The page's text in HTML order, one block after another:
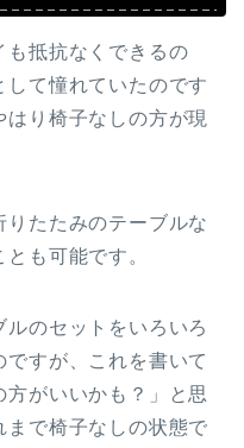
も抵抗なくできるの
て憧れていたのです
り椅子なしの方が現
たたみのテーブルな
も可能です。
のセットをいろいろ
ですが、これを書いて
がいいかも？」と思
まで椅子なしの状態で